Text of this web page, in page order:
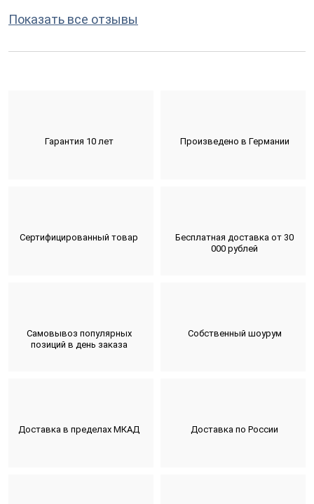
Показать все отзывы
Гарантия 10 лет Произведено в Германии
Сертифицированный товар
Бесплатная доставка от 30
000 рублей
Самовывоз популярных
позиций в день заказа
Собственный шоурум
Доставка в пределах МКАД Доставка по России